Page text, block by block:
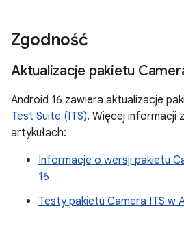
Zgodność
Aktualizacje pakietu
Android 16 zawiera aktualizacje
Test Suite (ITS). Więcej informacji
artykułach:
Informacje o wersji pakietu
16
Testy pakietu Camera ITS w